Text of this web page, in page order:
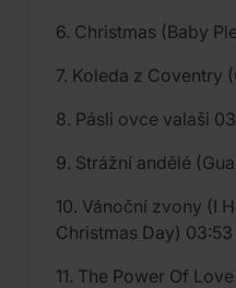
6. Christmas (Baby
7. Koleda z Coventry
8. Pásli ovce valaši
9. Strážní andělé
10. Vánoční zvony (I
Christmas Day) 03:53
11. The Power Of